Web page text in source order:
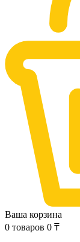
Ваша корзина
0 товаров 0 ₸